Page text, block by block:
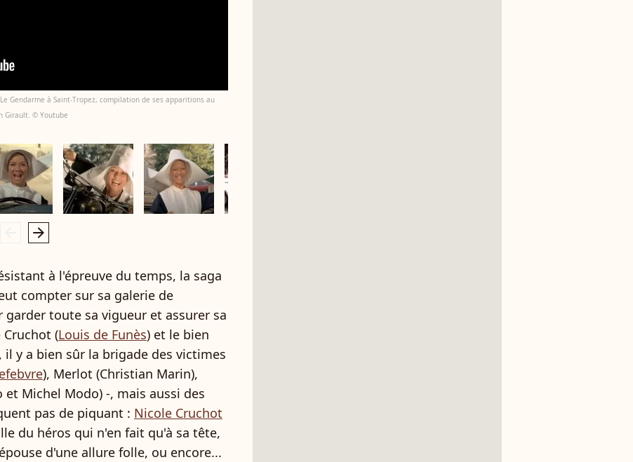
Gendarme à Saint-Tropez, compilation de ses apparitions au
Girault. © Youtube
arrow_right
à l'épreuve du temps, la saga
compter sur sa galerie de
toute sa vigueur et assurer sa
(Louis de Funès) et le bien
il y a bien sûr la brigade des victimes
), Merlot (Christian Marin),
Michel Modo) -, mais aussi des
pas de piquant : Nicole Cruchot
du héros qui n'en fait qu'à sa tête,
d'une allure folle, ou encore...